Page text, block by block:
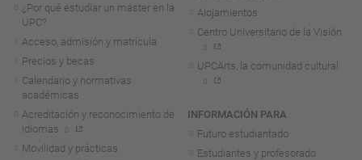
¿Por qué estudiar un máster en la
UPC?
Acceso, admisión y matrícula
Precios y becas
Calendario y normativas
académicas
Acreditación y reconocimiento de
idiomas
Movilidad y prácticas
Alojamientos
Centro Universitario de la Visión
UPCArts, la comunidad cultural
INFORMACIÓN PARA
Futuro estudiantado
Estudiantes y profesorado